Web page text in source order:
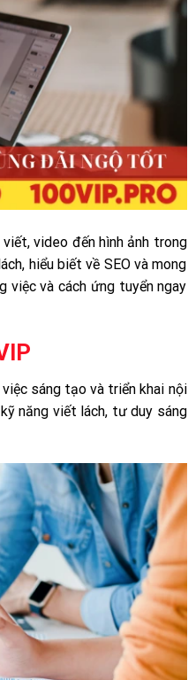
video đến hình ảnh trong
hiểu biết về SEO và mong
và cách ứng tuyển ngay
sáng tạo và triển khai nội
năng viết lách, tư duy sáng